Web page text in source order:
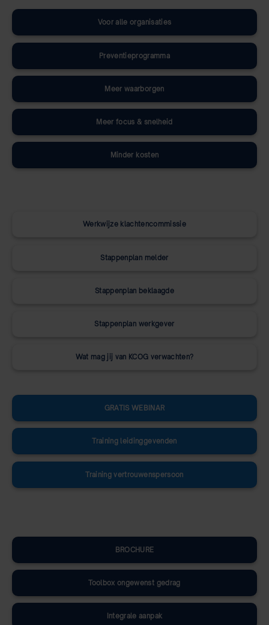
Voor alle organisaties
Preventieprogramma
Meer waarborgen
Meer focus & snelheid
Minder kosten
Werkwijze klachtencommissie
Stappenplan melder
Stappenplan beklaagde
Stappenplan werkgever
Wat mag jij van KCOG verwachten?
GRATIS WEBINAR
Training leidinggevenden
Training vertrouwenspersoon
BROCHURE
Toolbox ongewenst gedrag
Integrale aanpak